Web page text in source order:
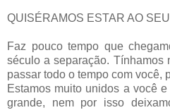
QUISÉRAMOS ESTAR AO
Faz pouco tempo que
século a separação. Tínhamos
passar todo o tempo com você,
Estamos muito unidos a você
grande, nem por isso